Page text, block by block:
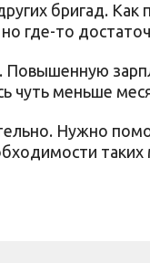
бригад.
где-то
Повышенную
чуть меньше
Нужно
таких